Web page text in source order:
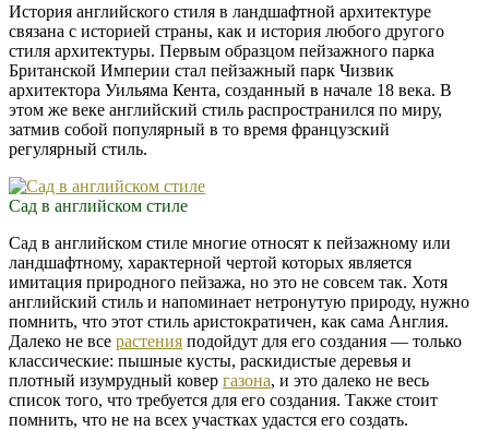
История английского стиля в ландшафтной архитектуре
связана с историей страны, как и история любого другого
стиля архитектуры. Первым образцом пейзажного парка
Британской Империи стал пейзажный парк Чизвик
архитектора Уильяма Кента, созданный в начале 18 века. В
этом же веке английский стиль распространился по миру,
затмив собой популярный в то время французский
регулярный стиль.
Сад в английском стиле
Сад в английском стиле многие относят к пейзажному или
ландшафтному, характерной чертой которых является
имитация природного пейзажа, но это не совсем так. Хотя
английский стиль и напоминает нетронутую природу, нужно
помнить, что этот стиль аристократичен, как сама Англия.
Далеко не все растения подойдут для его создания — только
классические: пышные кусты, раскидистые деревья и
плотный изумрудный ковер газона, и это далеко не весь
список того, что требуется для его создания. Также стоит
помнить, что не на всех участках удастся его создать.